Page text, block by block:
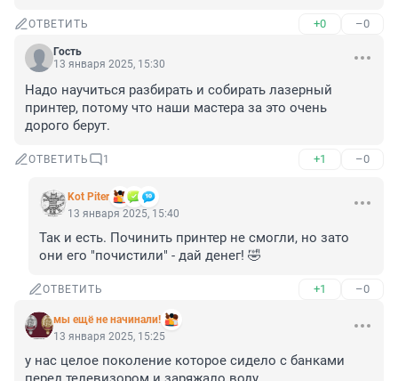
ОТВЕТИТЬ +0 –0
Гость
13 января 2025, 15:30
Надо научиться разбирать и собирать лазерный
принтер, потому что наши мастера за это очень
дорого берут.
ОТВЕТИТЬ 1 +1 –0
Kot Piter
13 января 2025, 15:40
Так и есть. Починить принтер не смогли, но зато
они его "почистили" - дай денег! 🤣
ОТВЕТИТЬ +1 –0
мы ещё не начинали!
13 января 2025, 15:25
у нас целое поколение которое сидело с банками